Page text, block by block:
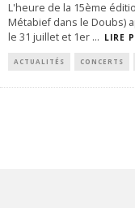
L'heure de la 15ème
Métabief dans le Doubs)
le 31 juillet et 1er ... LIRE
ACTUALITÉS CONCERTS